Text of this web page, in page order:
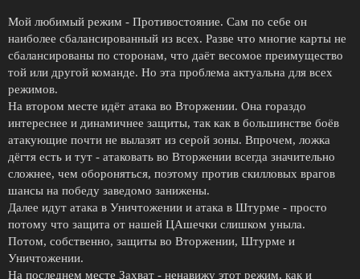
Мой любимый режим - Противостояние. Сам по себе он
наиболее сбалансированный из всех. Разве что многие карты не
сбалансированы по сторонам, что даёт весомое преимущество
той или другой команде. Но эта проблема актуальна для всех
режимов.
На втором месте идёт атака во Вторжении. Она гораздо
интереснее и динамичнее защиты, так как в большинстве боёв
атакующие почти не вылазят из серой зоны. Впрочем, ложка
дёгтя есть и тут - атаковать во Вторжении всегда значительно
сложнее, чем обороняться, поэтому против скилловых врагов
шансы на победу заведомо занижены.
Далее идут атака в Уничтожении и атака в Штурме - просто
потому что защита от нашей ЦАшечки слишком уныла.
Потом, собственно, защиты во Вторжении, Штурме и
Уничтожении.
На последнем месте Захват - ненавижу этот режим, как и